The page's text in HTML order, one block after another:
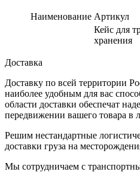
Наименование Артикул
Кейс для
хранения
Доставка
Доставку по всей территории
наиболее удобным для вас
области доставки обеспечат
передвижении вашего товара в
Решим нестандартные
доставки груза на
Мы сотрудничаем с